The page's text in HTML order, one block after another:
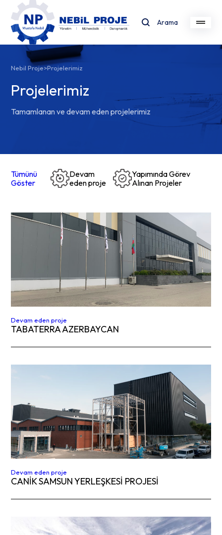
Arama
Nebil Proje>Projelerimiz
Projelerimiz
Tamamlanan ve devam eden projelerimiz
Tümünü
Göster
Devam
eden proje
Yapımında Görev
Alınan Projeler
Devam eden proje
TABATERRA AZERBAYCAN
Devam eden proje
CANIK SAMSUN YERLEŞKESİ PROJESİ